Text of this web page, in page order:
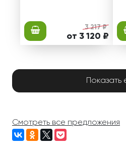
3 217 ₽
от 3 120 ₽
Показать
Смотреть все предложения